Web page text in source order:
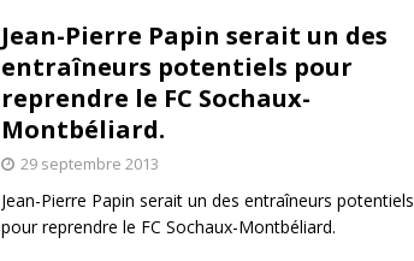
Jean-Pierre Papin serait un des
entraîneurs potentiels pour
reprendre le FC Sochaux-
Montbéliard.
29 septembre 2013
Jean-Pierre Papin serait un des entraîneurs potentiels
pour reprendre le FC Sochaux-Montbéliard.